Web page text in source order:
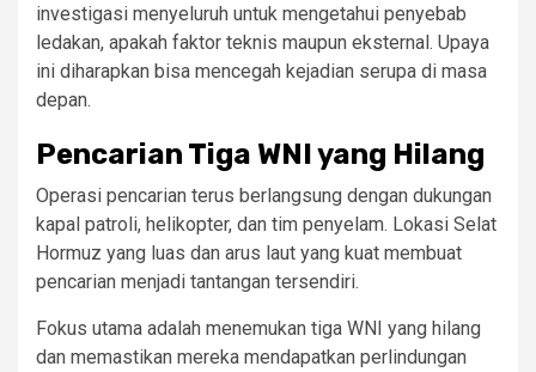
investigasi menyeluruh untuk mengetahui penyebab
ledakan, apakah faktor teknis maupun eksternal. Upaya
ini diharapkan bisa mencegah kejadian serupa di masa
depan.
Pencarian Tiga WNI yang Hilang
Operasi pencarian terus berlangsung dengan dukungan
kapal patroli, helikopter, dan tim penyelam. Lokasi Selat
Hormuz yang luas dan arus laut yang kuat membuat
pencarian menjadi tantangan tersendiri.
Fokus utama adalah menemukan tiga WNI yang hilang
dan memastikan mereka mendapatkan perlindungan